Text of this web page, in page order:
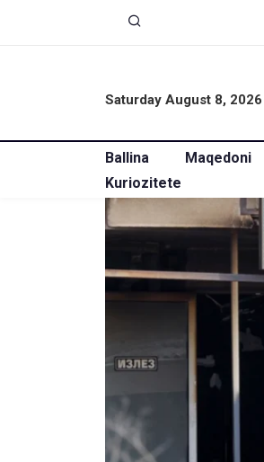
Saturday August 8, 2026
Ballina Maqedoni
Kuriozitete